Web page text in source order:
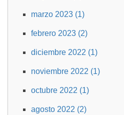
marzo 2023 (1)
febrero 2023 (2)
diciembre 2022 (1)
noviembre 2022 (1)
octubre 2022 (1)
agosto 2022 (2)